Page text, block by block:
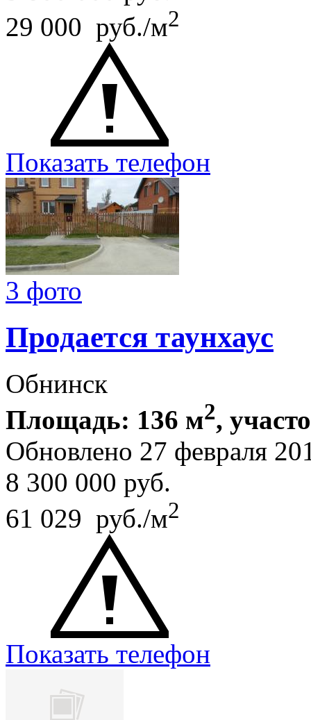
29 000 руб./м2
Показать телефон
3 фото
Продается таунхаус
Обнинск
Площадь: 136 м2,
Обновлено 27 февраля
8 300 000 руб.
61 029 руб./м2
Показать телефон